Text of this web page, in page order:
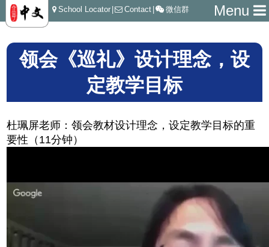
Menu
School Locator Contact 微信群
领会《巡礼》设计理念，设
定教学目标
杜珮屏老师：领会教材设计理念，设定教学目标的重
要性（11分钟）